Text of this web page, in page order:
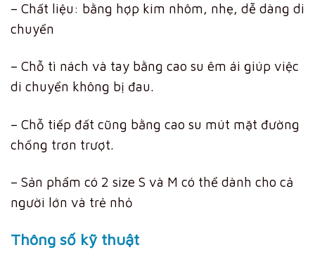
– Chất liệu: bằng hợp kim nhôm, nhẹ, dễ dàng di
chuyển
– Chỗ tì nách và tay bằng cao su êm ái giúp việc
di chuyển không bị đau.
– Chỗ tiếp đất cũng bằng cao su mút mặt đường
chống trơn trượt.
– Sản phẩm có 2 size S và M có thể dành cho cả
người lớn và trẻ nhỏ
Thông số kỹ thuật